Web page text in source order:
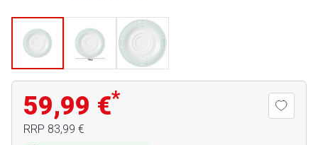
59,99 €*
RRP 83,99 €